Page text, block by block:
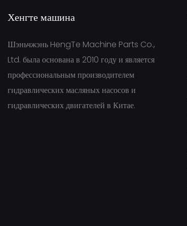
Хенгте машина
Шэньчжэнь HengTe Machine Parts Co.,
Ltd. была основана в 2010 году и является
профессиональным производителем
гидравлических масляных насосов и
гидравлических двигателей в Китае.